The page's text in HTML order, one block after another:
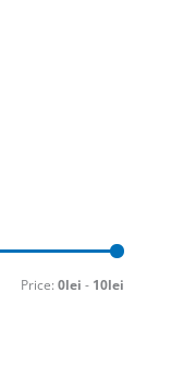
price
price
Price:0lei - 10lei